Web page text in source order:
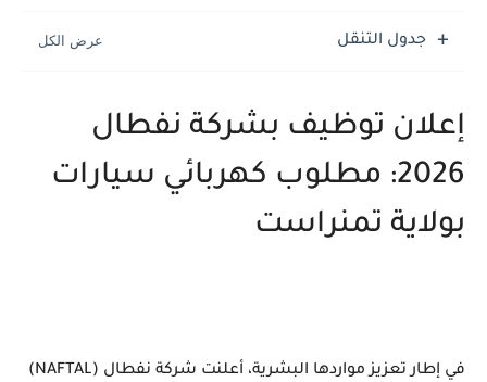
جدول التنقل
إعلان توظيف بشركة نفطال
2026: مطلوب كهربائي سيارات
بولاية تمنراست
في إطار تعزيز مواردها البشرية، أعلنت شركة نفطال (NAFTAL)